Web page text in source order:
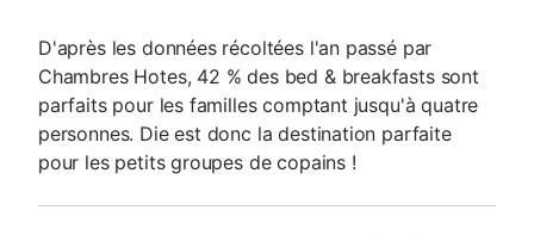
D'après les données récoltées l'an passé par
Chambres Hotes, 42 % des bed & breakfasts sont
parfaits pour les familles comptant jusqu'à quatre
personnes. Die est donc la destination parfaite
pour les petits groupes de copains !